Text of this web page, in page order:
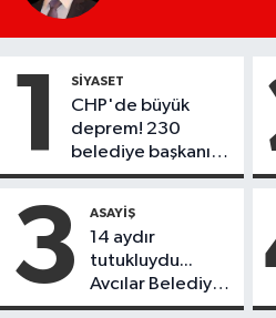
1 SIYASET
CHP'de büyük
deprem! 230
belediye başkanı
Yeni Parti'ye
3 ASAYIŞ
14 aydır
tutukluydu...
Avcılar Belediye
Başkanı Utku